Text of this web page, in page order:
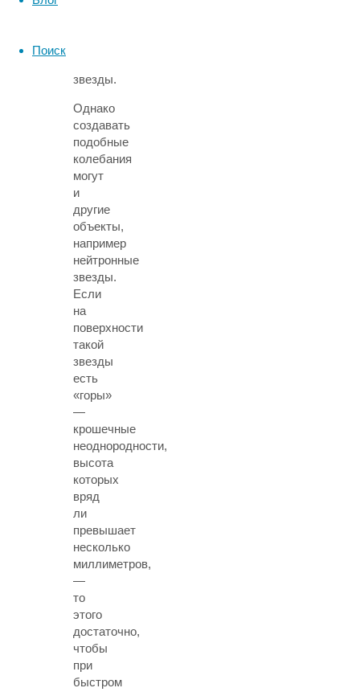
Поиск
звезды.
Однако
создавать
подобные
колебания
могут
и
другие
объекты,
например
нейтронные
звезды.
Если
на
поверхности
такой
звезды
есть
«горы»
—
крошечные
неоднородности,
высота
которых
вряд
ли
превышает
несколько
миллиметров,
—
то
этого
достаточно,
чтобы
при
быстром